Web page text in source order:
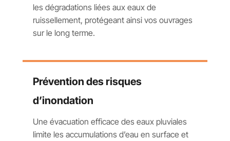
les dégradations liées aux eaux de
ruissellement, protégeant ainsi vos ouvrages
sur le long terme.
Prévention des risques
d’inondation
Une évacuation efficace des eaux pluviales
limite les accumulations d’eau en surface et